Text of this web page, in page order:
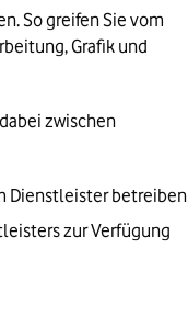
So greifen Sie vom
Grafik und
zwischen
Dienstleister betreiben
zur Verfügung